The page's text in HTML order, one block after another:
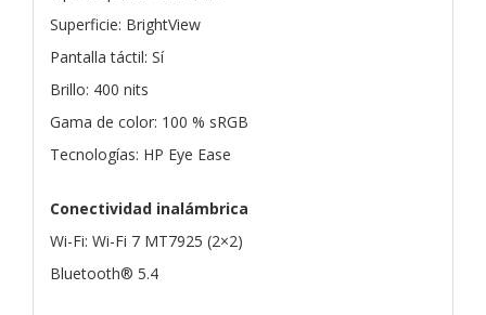
Superficie: BrightView
Pantalla táctil: Sí
Brillo: 400 nits
Gama de color: 100 % sRGB
Tecnologías: HP Eye Ease
Conectividad inalámbrica
Wi-Fi: Wi-Fi 7 MT7925 (2×2)
Bluetooth® 5.4